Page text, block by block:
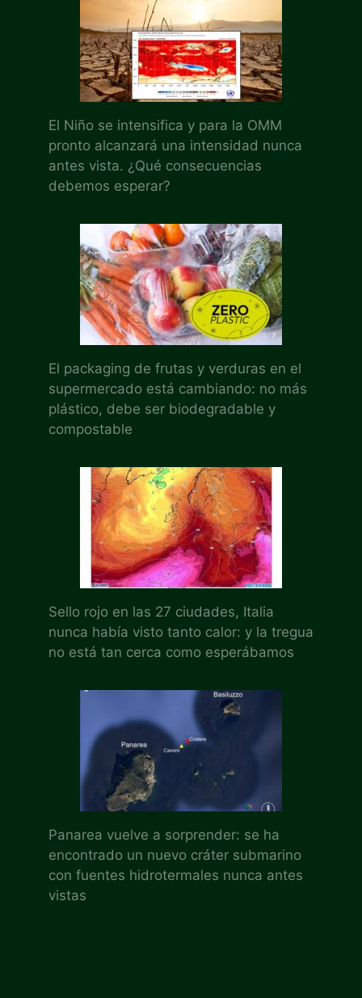
El Niño se intensifica y para la OMM
pronto alcanzará una intensidad nunca
antes vista. ¿Qué consecuencias
debemos esperar?
El packaging de frutas y verduras en el
supermercado está cambiando: no más
plástico, debe ser biodegradable y
compostable
Sello rojo en las 27 ciudades, Italia
nunca había visto tanto calor: y la tregua
no está tan cerca como esperábamos
Panarea vuelve a sorprender: se ha
encontrado un nuevo cráter submarino
con fuentes hidrotermales nunca antes
vistas